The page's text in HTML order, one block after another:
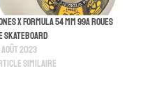
X Formula 54 mm 99A Roues
Skateboard
août 2023
similaire